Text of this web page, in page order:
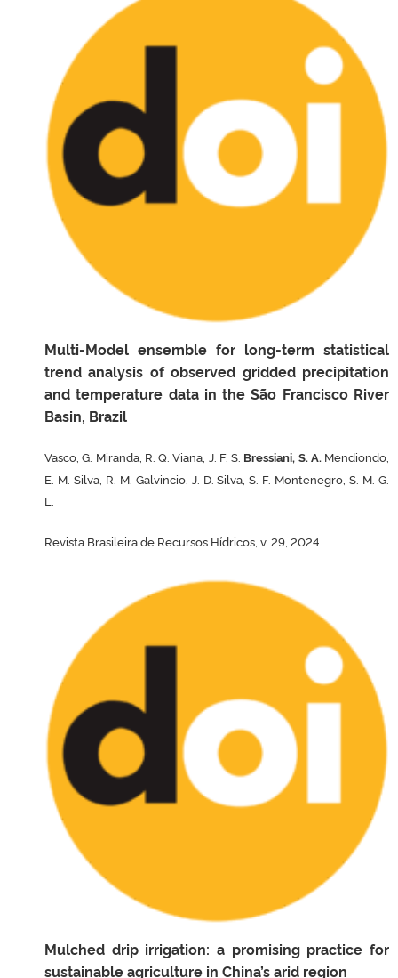
Multi-Model ensemble for long-term statistical
trend analysis of observed gridded precipitation
and temperature data in the São Francisco River
Basin, Brazil
Vasco, G. Miranda, R. Q. Viana, J. F. S. Bressiani, S. A. Mendiondo,
E. M. Silva, R. M. Galvincio, J. D. Silva, S. F. Montenegro, S. M. G.
L.
Revista Brasileira de Recursos Hídricos, v. 29, 2024.
Mulched drip irrigation: a promising practice for
sustainable agriculture in China’s arid region